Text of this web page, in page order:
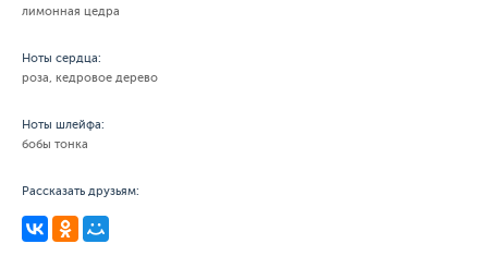
лимонная цедра
Ноты сердца:
роза, кедровое дерево
Ноты шлейфа:
бобы тонка
Рассказать друзьям: